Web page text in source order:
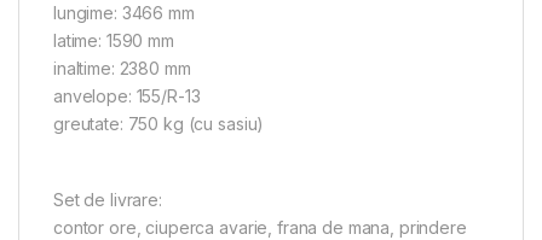
lungime: 3466 mm
latime: 1590 mm
inaltime: 2380 mm
anvelope: 155/R-13
greutate: 750 kg (cu sasiu)
Set de livrare:
contor ore, ciuperca avarie, frana de mana, prindere